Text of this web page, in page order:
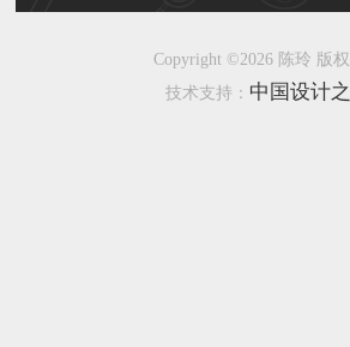
恭喜133****8874用户作
恭喜138****8638用户作
Copyright ©2026 陈玲 版
技术支持： 中国设计